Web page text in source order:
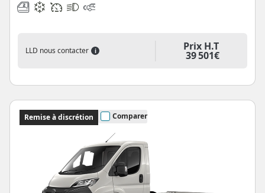
LLD nous contacter i Prix H.T
39 501€
Remise à discrétion Comparer